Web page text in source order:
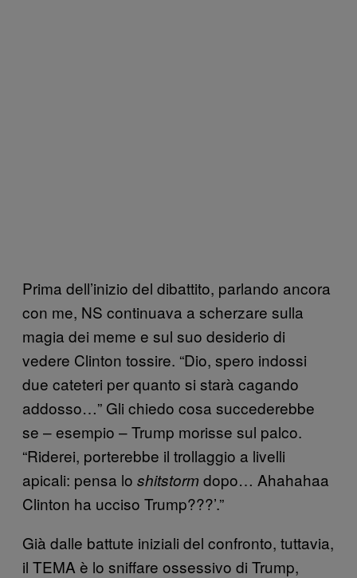
Prima dell’inizio del dibattito, parlando ancora
con me, NS continuava a scherzare sulla
magia dei meme e sul suo desiderio di
vedere Clinton tossire. “Dio, spero indossi
due cateteri per quanto si starà cagando
addosso…” Gli chiedo cosa succederebbe
se – esempio – Trump morisse sul palco.
“Riderei, porterebbe il trollaggio a livelli
apicali: pensa lo shitstormdopo… Ahahahaa
Clinton ha ucciso Trump???’.”
Già dalle battute iniziali del confronto, tuttavia,
il TEMA è lo sniffare ossessivo di Trump,